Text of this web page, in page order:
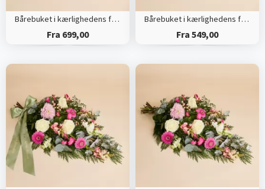
Bårebuket i kærlighedens farver med bånd
Fra 699,00
Bårebuket i kærlighedens farver
Fra 549,00